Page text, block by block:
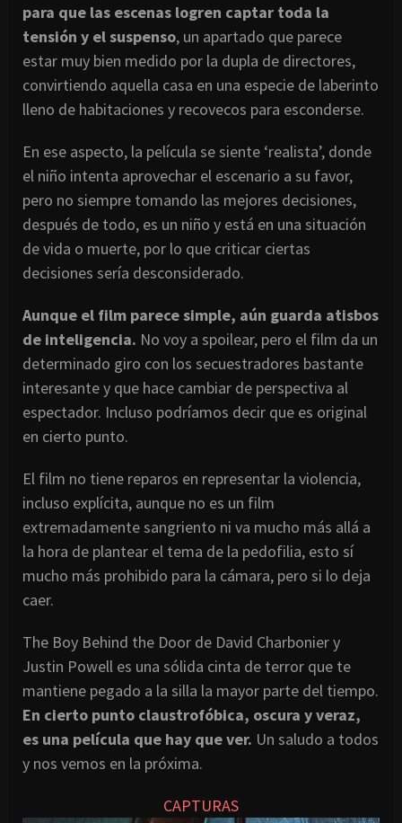
para que las escenas logren captar toda la
tensión y el suspenso, un apartado que parece
estar muy bien medido por la dupla de directores,
convirtiendo aquella casa en una especie de laberinto
lleno de habitaciones y recovecos para esconderse.
En ese aspecto, la película se siente ‘realista’, donde
el niño intenta aprovechar el escenario a su favor,
pero no siempre tomando las mejores decisiones,
después de todo, es un niño y está en una situación
de vida o muerte, por lo que criticar ciertas
decisiones sería desconsiderado.
Aunque el film parece simple, aún guarda atisbos
de inteligencia. No voy a spoilear, pero el film da un
determinado giro con los secuestradores bastante
interesante y que hace cambiar de perspectiva al
espectador. Incluso podríamos decir que es original
en cierto punto.
El film no tiene reparos en representar la violencia,
incluso explícita, aunque no es un film
extremadamente sangriento ni va mucho más allá a
la hora de plantear el tema de la pedofilia, esto sí
mucho más prohibido para la cámara, pero si lo deja
caer.
The Boy Behind the Door de David Charbonier y
Justin Powell es una sólida cinta de terror que te
mantiene pegado a la silla la mayor parte del tiempo.
En cierto punto claustrofóbica, oscura y veraz,
es una película que hay que ver. Un saludo a todos
y nos vemos en la próxima.
CAPTURAS